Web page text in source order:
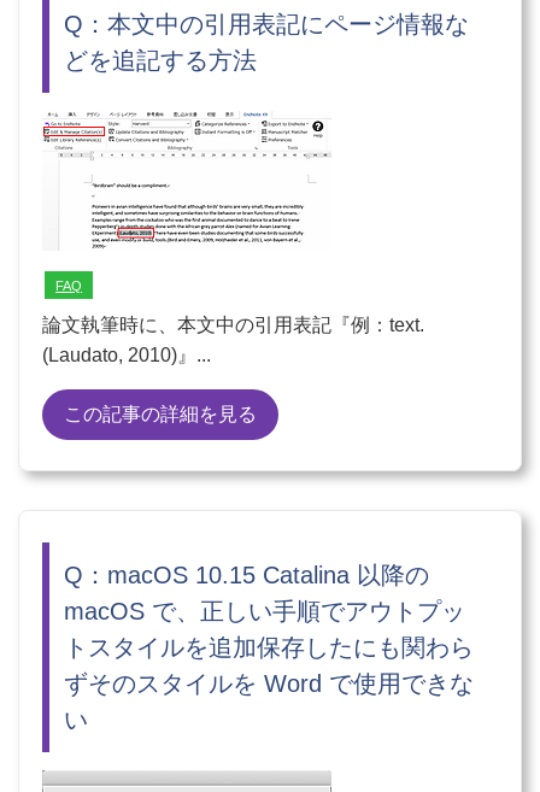
Q：本文中の引用表記にページ情報な
どを追記する方法
FAQ
論文執筆時に、本文中の引用表記『例：text.
(Laudato, 2010)』...
この記事の詳細を見る
Q：macOS 10.15 Catalina 以降の
macOS で、正しい手順でアウトプッ
トスタイルを追加保存したにも関わら
ずそのスタイルを Word で使用できな
い